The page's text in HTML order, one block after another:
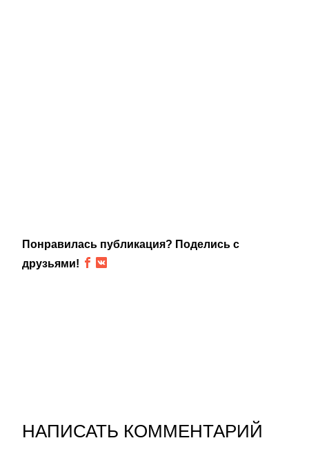
Понравилась публикация? Поделись с
друзьями!
НАПИСАТЬ КОММЕНТАРИЙ